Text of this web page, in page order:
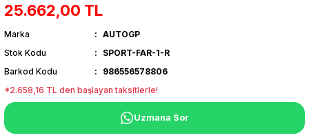
25.662,00 TL
Marka
AUTOGP
Stok Kodu
SPORT-FAR-1-R
Barkod Kodu
986556578806
*2.658,16 TL den başlayan taksitlerle!
Uzmana Sor